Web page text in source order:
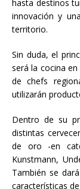
hasta destinos
innovación y
territorio.
Sin duda, el
será la cocina
de chefs
utilizarán
Dentro de su
distintas
de oro -en
Kunstmann,
También se
características